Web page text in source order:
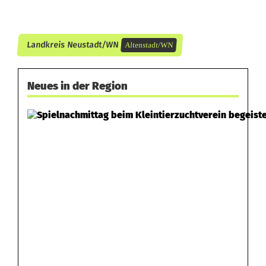
Landkreis Neustadt/WN Altenstadt/WN
Neues in der Region